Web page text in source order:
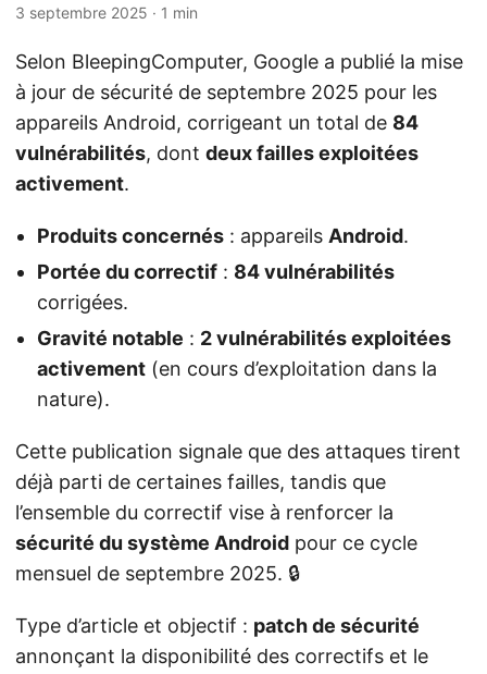
3 septembre 2025 · 1 min
Selon BleepingComputer, Google a publié la mise
à jour de sécurité de septembre 2025 pour les
appareils Android, corrigeant un total de 84
vulnérabilités, dont deux failles exploitées
activement.
Produits concernés : appareils Android.
Portée du correctif : 84 vulnérabilités
corrigées.
Gravité notable : 2 vulnérabilités exploitées
activement (en cours d’exploitation dans la
nature).
Cette publication signale que des attaques tirent
déjà parti de certaines failles, tandis que
l’ensemble du correctif vise à renforcer la
sécurité du système Android pour ce cycle
mensuel de septembre 2025. 🔒
Type d’article et objectif : patch de sécurité
annonçant la disponibilité des correctifs et le